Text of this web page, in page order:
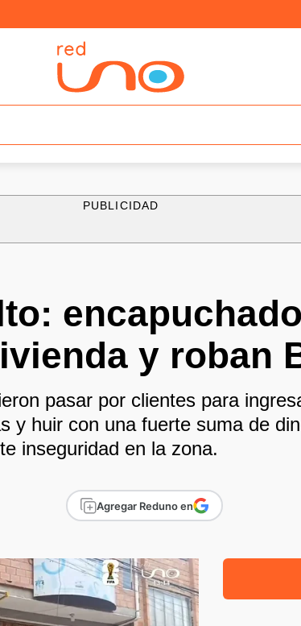
PUBLICIDAD
y roban
pasar por clientes para
y huir con una fuerte suma de
inseguridad en la zona.
Agregar Reduno en